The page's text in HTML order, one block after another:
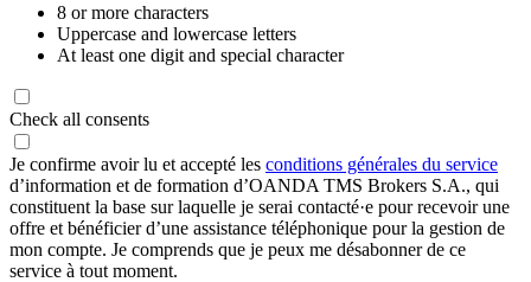
8 or more characters
Uppercase and lowercase letters
At least one digit and special character
Check all consents
Je confirme avoir lu et accepté les conditions générales du service
d’information et de formation d’OANDA TMS Brokers S.A., qui
constituent la base sur laquelle je serai contacté·e pour recevoir une
offre et bénéficier d’une assistance téléphonique pour la gestion de
mon compte. Je comprends que je peux me désabonner de ce
service à tout moment.